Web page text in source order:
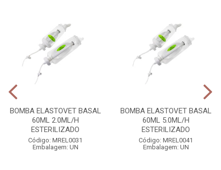
BOMBA ELASTOVET BASAL
60ML 2.0ML/H
ESTERILIZADO
Código: MREL0031
Embalagem: UN
BOMBA ELASTOVET BASAL
60ML 5.0ML/H
ESTERILIZADO
Código: MREL0041
Embalagem: UN